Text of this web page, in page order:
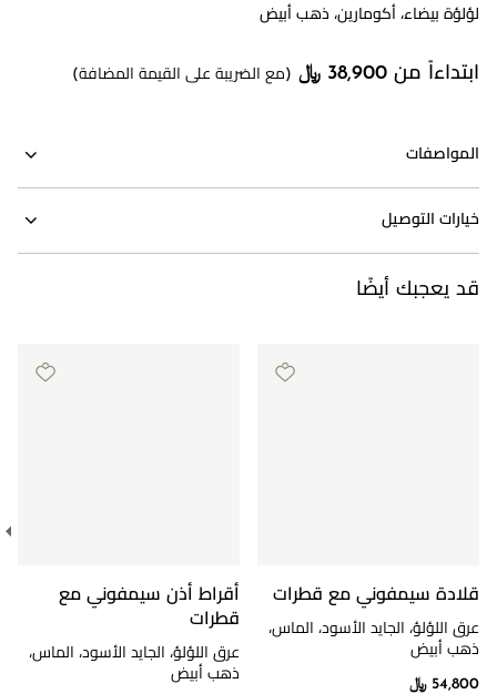
لؤلؤة بيضاء، أكومارين، ذهب أبيض
ابتداءاً من 38,900 ﷼ (مع الضريبة على القيمة المضافة)
المواصفات
خيارات التوصيل
قد يعجبك أيضًا
قلادة سيمفوني مع قطرات
عرق اللؤلؤ، الجايد الأسود، الماس،
ذهب أبيض
54,800 ﷼
أقراط أذن سيمفوني مع
قطرات
عرق اللؤلؤ، الجايد الأسود، الماس،
ذهب أبيض